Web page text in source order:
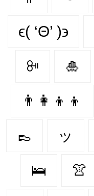
ϵ( ‘Θ’ )϶
ꔻ 🎍
👨‍👩‍👦‍👦
👞 ッ
🛌 👚